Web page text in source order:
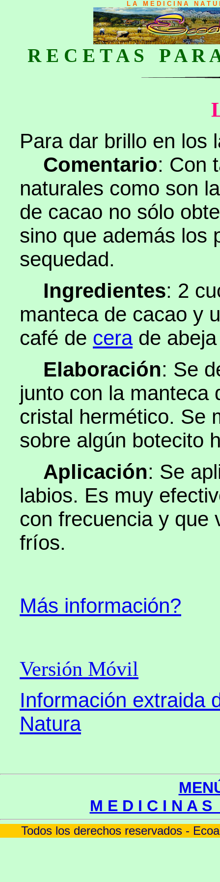
L A M E D I C I N A N A T
R E C E T A S P A
Para dar brillo en los
Comentario: Con
naturales como son
de cacao no sólo
sino que además los
sequedad.
Ingredientes: 2
manteca de cacao y
café de cerade abeja
Elaboración: Se
junto con la manteca
cristal hermético. Se
sobre algún botecito
Aplicación: Se
labios. Es muy
con frecuencia y que
fríos.
Más información?
Versión Móvil
Información extraida
Natura
M E D I C I N A
Todos los derechos reservados -